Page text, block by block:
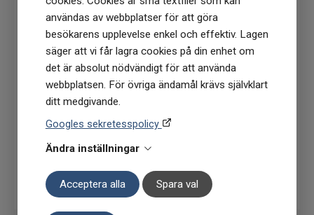
användas av webbplatser för att göra
besökarens upplevelse enkel och effektiv. Lagen
säger att vi får lagra cookies på din enhet om
det är absolut nödvändigt för att använda
webbplatsen. För övriga ändamål krävs självklart
ditt medgivande.
Googles sekretesspolicy
Ändra inställningar
Acceptera alla Spara val
Få10% rabattnär du anmäler dig för vårt
nyhetsbrev
(Du får en kod till din mejl som gäller vid 1
köptillfälle på ordinarie priser)
Prenumerera